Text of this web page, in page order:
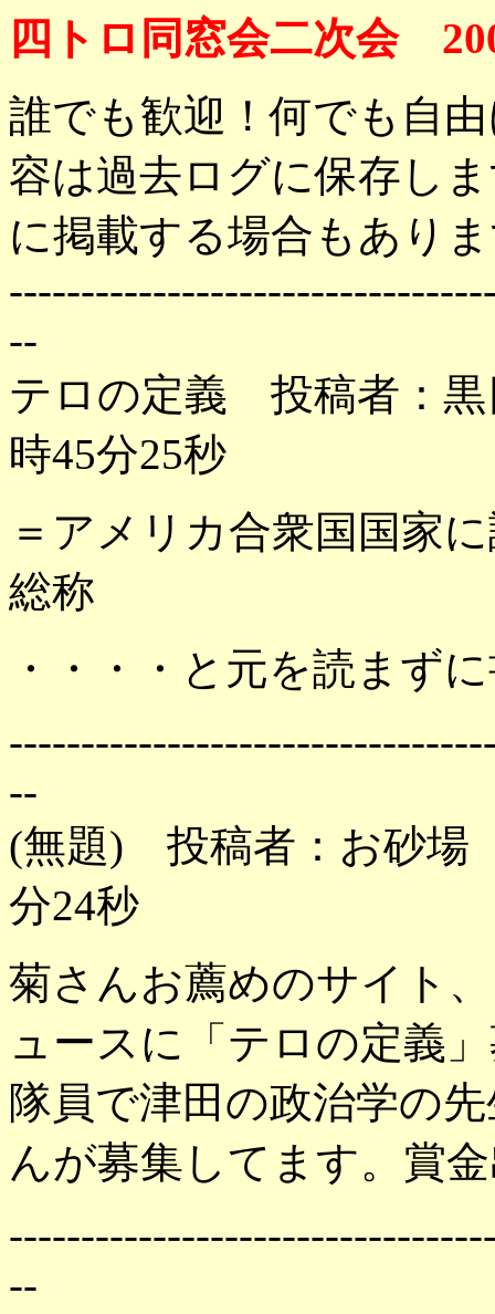
四トロ同窓会二次会
誰でも歓迎！何でも自
容は過去ログに保存し
に掲載する場合もあり
--
テロの定義 投稿者：
時45分25秒
＝アメリカ合衆国国家
総称
・・・・と元を読まず
--
(無題) 投稿者：お砂場
分24秒
菊さんお薦めのサイト
ュースに「テロの定義
隊員で津田の政治学の
んが募集してます。賞
--